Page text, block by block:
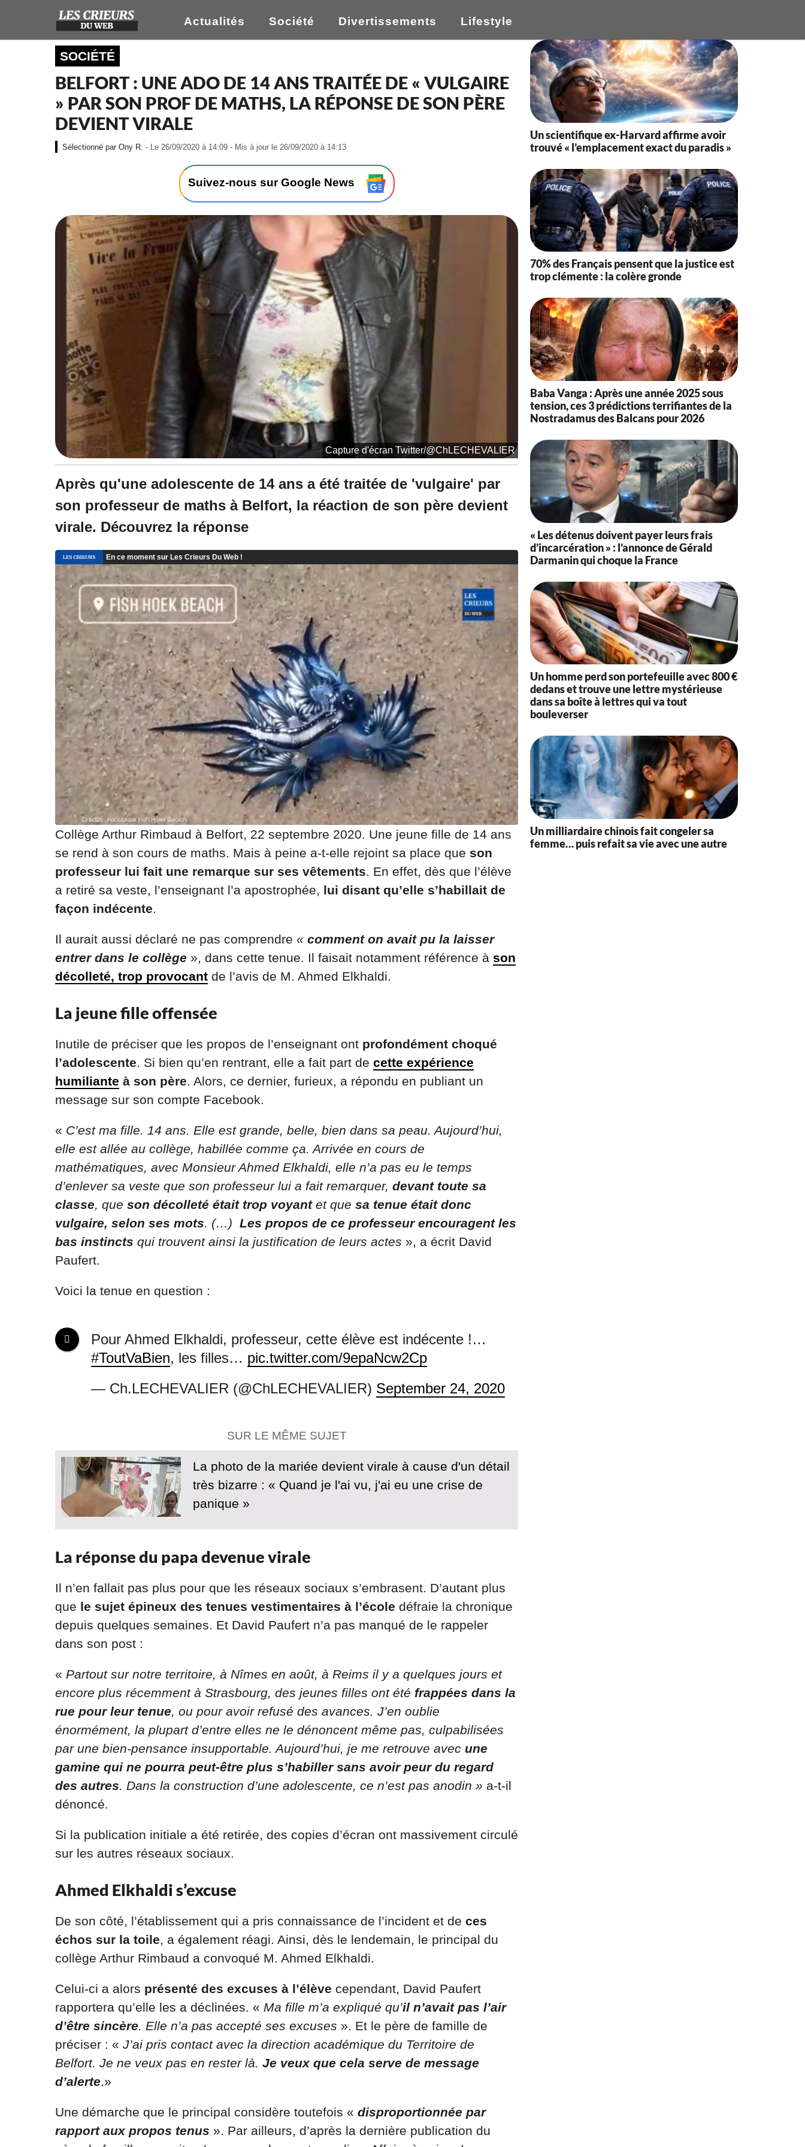
Actualités Société Divertissements Lifestyle
SOCIÉTÉ
BELFORT : UNE ADO DE 14 ANS TRAITÉE DE « VULGAIRE
» PAR SON PROF DE MATHS, LA RÉPONSE DE SON PÈRE
DEVIENT VIRALE
Ony R. - Le 26/09/2020 à 14:09 - Mis à jour le 26/09/2020 à 14:13
2
/
0
9
/
1
4
:
0
9
-
M
r
l
2
6
/
0
0
à
1
1
3
Suivez-nous sur Google News
Capture d'écran Twitter/@ChLECHEVALIER
Après qu'une adolescente de 14 ans a été traitée de 'vulgaire' par
son professeur de maths à Belfort, la réaction de son père devient
virale. Découvrez la réponse
Collège Arthur Rimbaud à Belfort, 22 septembre 2020. Une jeune fille de 14 ans
se rend à son cours de maths. Mais à peine a-t-elle rejoint sa place que son
professeur lui fait une remarque sur ses vêtements. En effet, dès que l’élève
a retiré sa veste, l’enseignant l’a apostrophée, lui disant qu’elle s’habillait de
façon indécente.
Il aurait aussi déclaré ne pas comprendre « comment on avait pu la laisser
entrer dans le collège », dans cette tenue. Il faisait notamment référence à son
décolleté, trop provocant de l’avis de M. Ahmed Elkhaldi.
La jeune fille offensée
Inutile de préciser que les propos de l’enseignant ont profondément choqué
l’adolescente. Si bien qu’en rentrant, elle a fait part de cette expérience
humiliante à son père. Alors, ce dernier, furieux, a répondu en publiant un
message sur son compte Facebook.
« C’est ma fille. 14 ans. Elle est grande, belle, bien dans sa peau. Aujourd’hui,
elle est allée au collège, habillée comme ça. Arrivée en cours de
mathématiques, avec Monsieur Ahmed Elkhaldi, elle n’a pas eu le temps
d’enlever sa veste que son professeur lui a fait remarquer, devant toute sa
classe, que son décolleté était trop voyantet que sa tenue était donc
vulgaire, selon ses mots. (…) Les propos de ce professeur encouragent les
bas instincts qui trouvent ainsi la justification de leurs actes », a écrit David
Paufert.
Voici la tenue en question :
Pour Ahmed Elkhaldi, professeur, cette élève est indécente !…
#ToutVaBien, les filles… pic.twitter.com/9epaNcw2Cp
— Ch.LECHEVALIER (@ChLECHEVALIER) September 24, 2020
SUR LE MÊME SUJET
La photo de la mariée devient virale à cause d'un détail
très bizarre : « Quand je l'ai vu, j'ai eu une crise de
panique »
La réponse du papa devenue virale
Il n’en fallait pas plus pour que les réseaux sociaux s’embrasent. D’autant plus
que le sujet épineux des tenues vestimentaires à l’école défraie la chronique
depuis quelques semaines. Et David Paufert n’a pas manqué de le rappeler
dans son post :
« Partout sur notre territoire, à Nîmes en août, à Reims il y a quelques jours et
encore plus récemment à Strasbourg, des jeunes filles ont été frappées dans la
rue pour leur tenue, ou pour avoir refusé des avances. J’en oublie
énormément, la plupart d’entre elles ne le dénoncent même pas, culpabilisées
par une bien-pensance insupportable. Aujourd’hui, je me retrouve avec une
gamine qui ne pourra peut-être plus s’habiller sans avoir peur du regard
des autres. Dans la construction d’une adolescente, ce n’est pas anodin » a-t-il
dénoncé.
Si la publication initiale a été retirée, des copies d’écran ont massivement circulé
sur les autres réseaux sociaux.
Ahmed Elkhaldi s’excuse
De son côté, l’établissement qui a pris connaissance de l’incident et de ces
échos sur la toile, a également réagi. Ainsi, dès le lendemain, le principal du
collège Arthur Rimbaud a convoqué M. Ahmed Elkhaldi.
Celui-ci a alors présenté des excuses à l’élève cependant, David Paufert
rapportera qu’elle les a déclinées. « Ma fille m’a expliqué qu’il n’avait pas l’air
d’être sincère. Elle n’a pas accepté ses excuses ». Et le père de famille de
préciser : « J’ai pris contact avec la direction académique du Territoire de
Belfort. Je ne veux pas en rester là. Je veux que cela serve de message
d’alerte.»
Une démarche que le principal considère toutefois « disproportionnée par
rapport aux propos tenus ». Par ailleurs, d’après la dernière publication du
Un scientifique ex-Harvard affirme avoir
trouvé « l’emplacement exact du paradis »
70% des Français pensent que la justice est
trop clémente : la colère gronde
Baba Vanga : Après une année 2025 sous
tension, ces 3 prédictions terrifiantes de la
Nostradamus des Balcans pour 2026
« Les détenus doivent payer leurs frais
d’incarcération » : l’annonce de Gérald
Darmanin qui choque la France
Un homme perd son portefeuille avec 800 €
dedans et trouve une lettre mystérieuse
dans sa boîte à lettres qui va tout
bouleverser
Un milliardaire chinois fait congeler sa
femme… puis refait sa vie avec une autre